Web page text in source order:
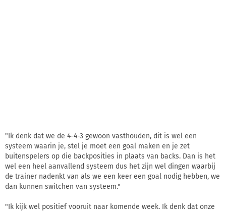
"Ik denk dat we de 4-4-3 gewoon vasthouden, dit is wel een
systeem waarin je, stel je moet een goal maken en je zet
buitenspelers op die backposities in plaats van backs. Dan is het
wel een heel aanvallend systeem dus het zijn wel dingen waarbij
de trainer nadenkt van als we een keer een goal nodig hebben, we
dan kunnen switchen van systeem."
"Ik kijk wel positief vooruit naar komende week. Ik denk dat onze